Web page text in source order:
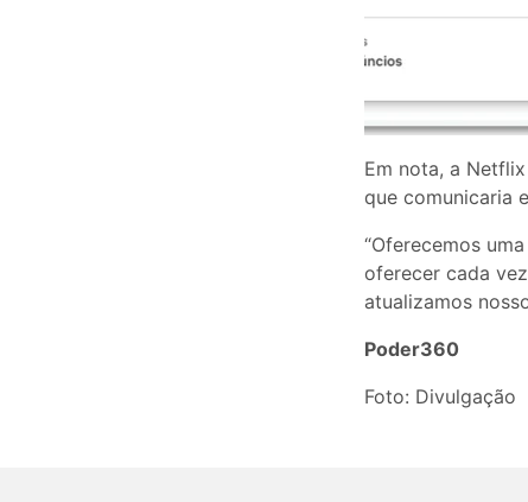
Em nota, a
que comunicaria
“Oferecemos
oferecer cada
atualizamos
Poder360
Foto: Divulgação